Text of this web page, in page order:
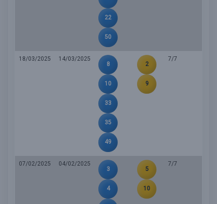
22
50
18/03/2025
14/03/2025
8
10
33
35
49
2
9
7/7
07/02/2025
04/02/2025
3
4
5
10
7/7